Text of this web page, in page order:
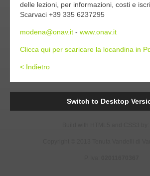
delle lezioni, per informazioni, costi e
Scarvaci +39 335 6237295
modena@onav.it - www.onav.it
Clicca qui per scaricare la locandina in
< Indietro
Switch to Desktop